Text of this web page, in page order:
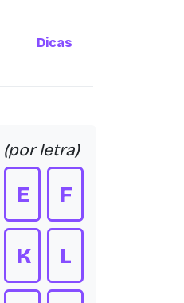
Dicas
(por letra)
E F
K L